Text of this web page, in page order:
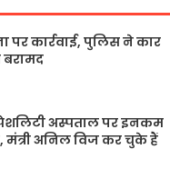
पर कार्रवाई, पुलिस ने कार
अस्पताल पर इनकम
मंत्री अनिल विज कर चुके हैं